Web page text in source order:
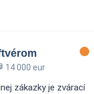
14 000 eur
zákazky je zvárací